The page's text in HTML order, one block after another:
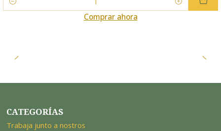
Cantidad
Comprar ahora
CATEGORÍAS
Trabaja junto a nostros